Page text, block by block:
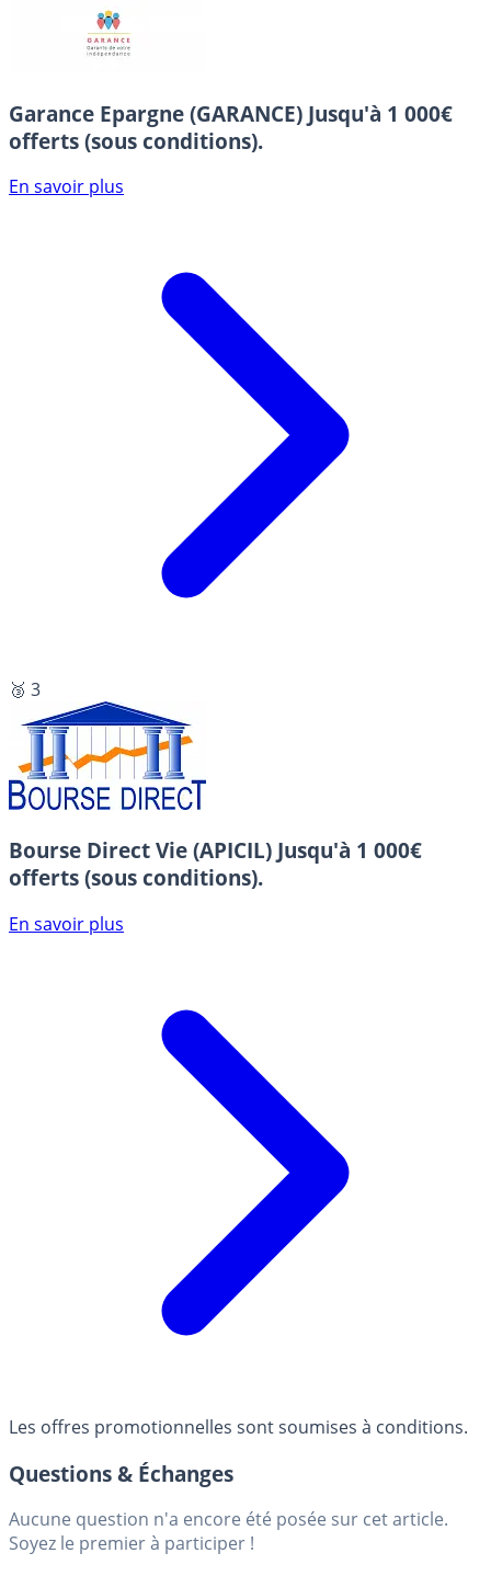
Garance Epargne (GARANCE) Jusqu'à 1 000€
offerts (sous conditions).
En savoir plus
🥉 3
Bourse Direct Vie (APICIL) Jusqu'à 1 000€
offerts (sous conditions).
En savoir plus
Les offres promotionnelles sont soumises à conditions.
Questions & Échanges
Aucune question n'a encore été posée sur cet article.
Soyez le premier à participer !